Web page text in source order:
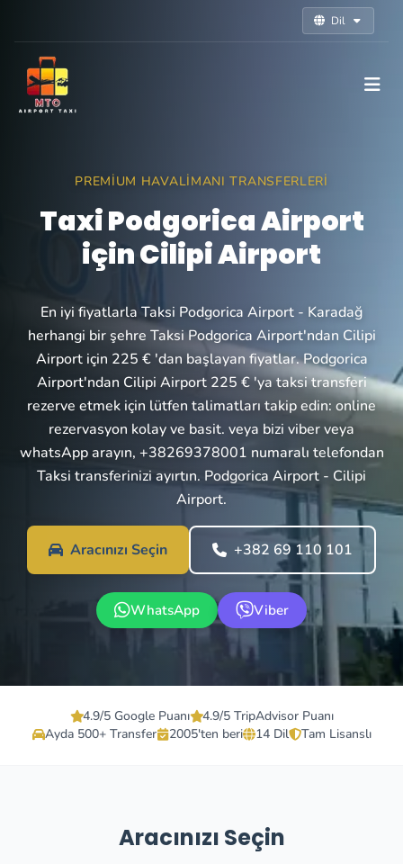
Dil
PREMIUM HAVALIMANI TRANSFERLERI
Taxi Podgorica Airport
için Cilipi Airport
En iyi fiyatlarla Taksi Podgorica Airport - Karadağ
herhangi bir şehre Taksi Podgorica Airport'ndan Cilipi
Airport için 225 € 'dan başlayan fiyatlar. Podgorica
Airport'ndan Cilipi Airport 225 € 'ya taksi transferi
rezerve etmek için lütfen talimatları takip edin: online
rezervasyon kolay ve basit. veya bizi viber veya
whatsApp arayın, +38269378001 numaralı telefondan
Taksi transferinizi ayırtın. Podgorica Airport - Cilipi
Airport.
Aracınızı Seçin +382 69 110 101
WhatsApp Viber
4.9/5 Google Puanı
4.9/5 TripAdvisor Puanı
Ayda 500+ Transfer
2005'ten beri 14 Dil Tam Lisanslı
Aracınızı Seçin